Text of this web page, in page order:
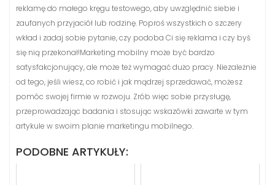
reklamę do małego kręgu testowego, aby uwzględnić siebie i
zaufanych przyjaciół lub rodzinę. Poproś wszystkich o szczery
wkład i zadaj sobie pytanie, czy podoba Ci się reklama i czy byś
się nią przekonał!Marketing mobilny może być bardzo
satysfakcjonujący, ale może też wymagać dużo pracy. Niezależnie
od tego, jeśli wiesz, co robić i jak mądrzej sprzedawać, możesz
pomóc swojej firmie w rozwoju. Zrób więc sobie przysługę,
przeprowadzając badania i stosując wskazówki zawarte w tym
artykule w swoim planie marketingu mobilnego.
PODOBNE ARTYKUŁY: